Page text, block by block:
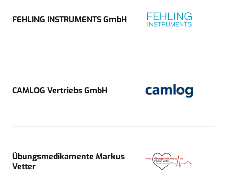
FEHLING INSTRUMENTS GmbH
CAMLOG Vertriebs GmbH
Übungsmedikamente Markus
Vetter